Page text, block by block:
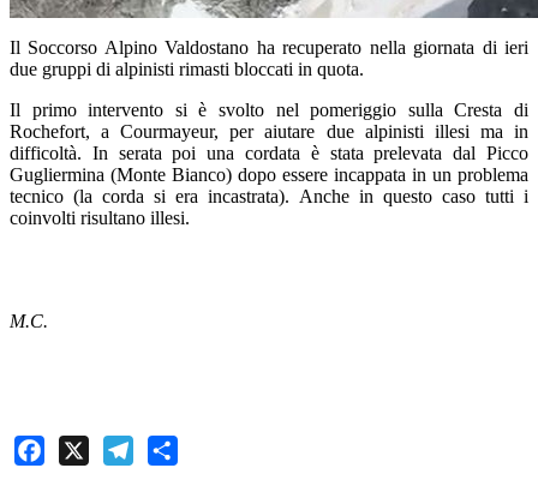
Il Soccorso Alpino Valdostano ha recuperato nella giornata di ieri
due gruppi di alpinisti rimasti bloccati in quota.
Il primo intervento si è svolto nel pomeriggio sulla Cresta di
Rochefort, a Courmayeur, per aiutare due alpinisti illesi ma in
difficoltà. In serata poi una cordata è stata prelevata dal Picco
Gugliermina (Monte Bianco) dopo essere incappata in un problema
tecnico (la corda si era incastrata). Anche in questo caso tutti i
coinvolti risultano illesi.
M.C.